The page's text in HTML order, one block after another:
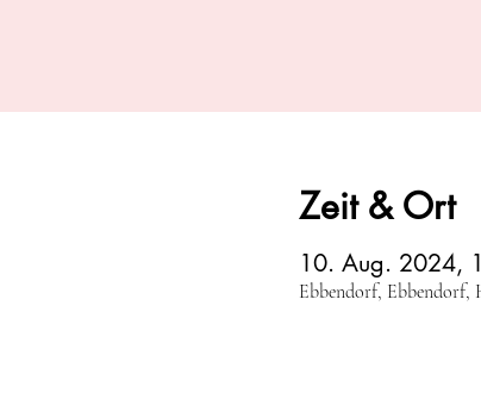
Zeit & Ort
10. Aug. 2024,
Ebbendorf, Ebbendorf,